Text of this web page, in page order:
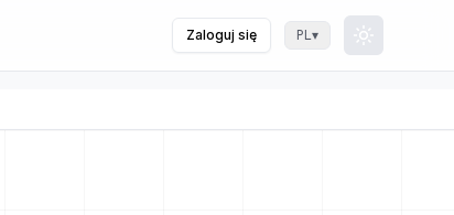
Zaloguj się PL▾
Toggle